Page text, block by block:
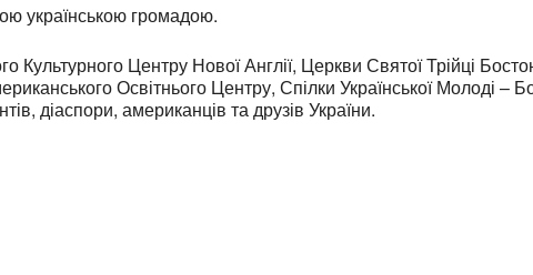
українською громадою.
Культурного Центру Нової Англії, Церкви Святої Трійці
Освітнього Центру, Спілки Української Молоді –
діаспори, американців та друзів України.